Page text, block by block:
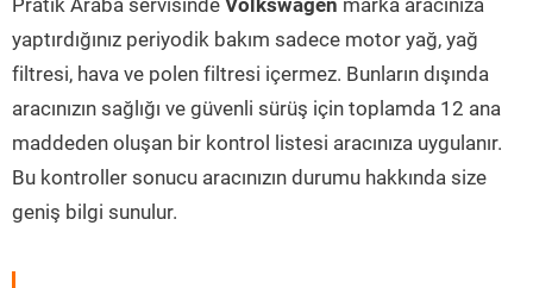
Pratik Araba servisinde Volkswagen marka aracınıza
yaptırdığınız periyodik bakım sadece motor yağ, yağ
filtresi, hava ve polen filtresi içermez. Bunların dışında
aracınızın sağlığı ve güvenli sürüş için toplamda 12 ana
maddeden oluşan bir kontrol listesi aracınıza uygulanır.
Bu kontroller sonucu aracınızın durumu hakkında size
geniş bilgi sunulur.